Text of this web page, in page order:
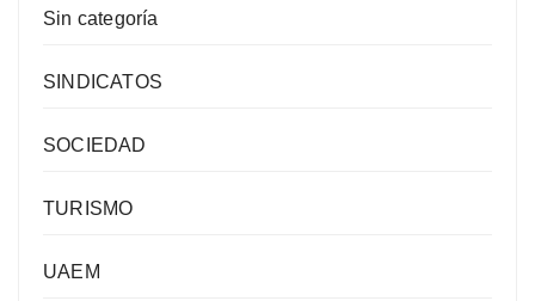
Sin categoría
SINDICATOS
SOCIEDAD
TURISMO
UAEM